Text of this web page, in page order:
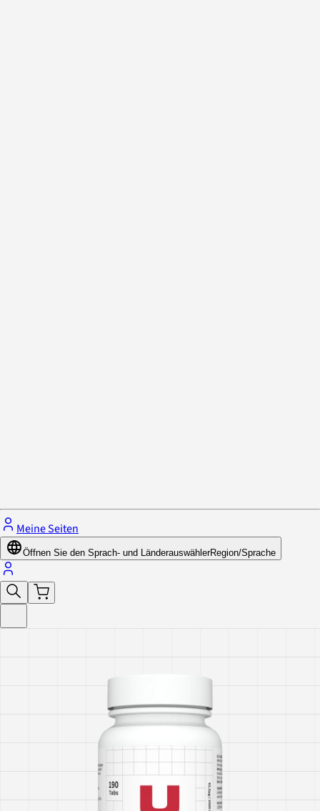
Meine Seiten
Öffnen Sie den Sprach- und LänderauswählerRegion/Sprache